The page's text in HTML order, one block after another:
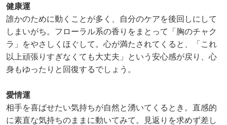
健康運
誰かのために動くことが多く、自分のケアを後回しにして
しまいがち。フローラル系の香りをまとって「胸のチャク
ラ」をやさしくほぐして。心が満たされてくると、「これ
以上頑張りすぎなくても大丈夫」という安心感が戻り、心
身もゆったりと回復するでしょう。
愛情運
相手を喜ばせたい気持ちが自然と湧いてくるとき。直感的
に素直な気持ちのままに動いてみて。見返りを求めず差し